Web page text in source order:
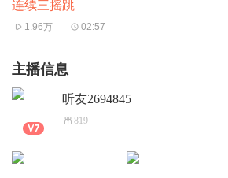
连续三摇跳
1.96万 02:57
主播信息
听友2694845
819